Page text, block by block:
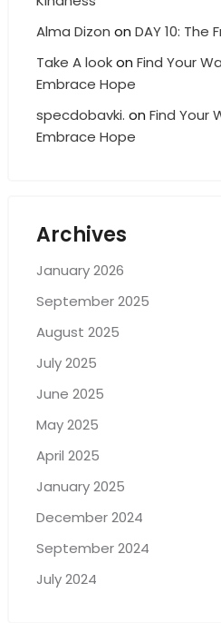
Alma Dizon on DAY 10: The
Take A lookon Find Your
Embrace Hope
specdobavki. on Find Your
Embrace Hope
Archives
January 2026
September 2025
August 2025
July 2025
June 2025
May 2025
April 2025
January 2025
December 2024
September 2024
July 2024